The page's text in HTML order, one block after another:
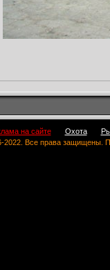
на сайте Охота
Все права защищены.